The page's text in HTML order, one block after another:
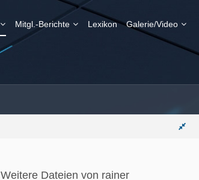
Mitgl.-Berichte Lexikon Galerie/Video
Weitere Dateien von rainer